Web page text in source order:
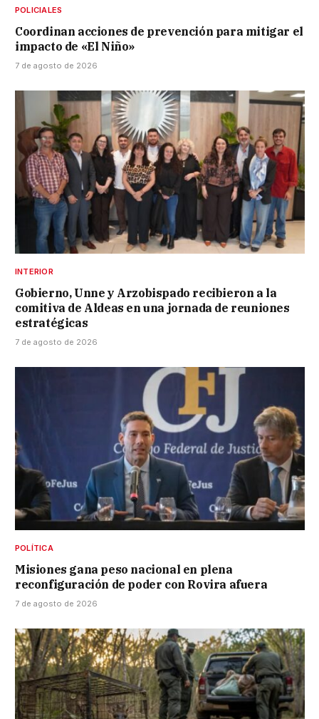
POLICIALES
Coordinan acciones de prevención para mitigar el
impacto de «El Niño»
7 de agosto de 2026
INTERIOR
Gobierno, Unne y Arzobispado recibieron a la
comitiva de Aldeas en una jornada de reuniones
estratégicas
7 de agosto de 2026
POLÍTICA
Misiones gana peso nacional en plena
reconfiguración de poder con Rovira afuera
7 de agosto de 2026